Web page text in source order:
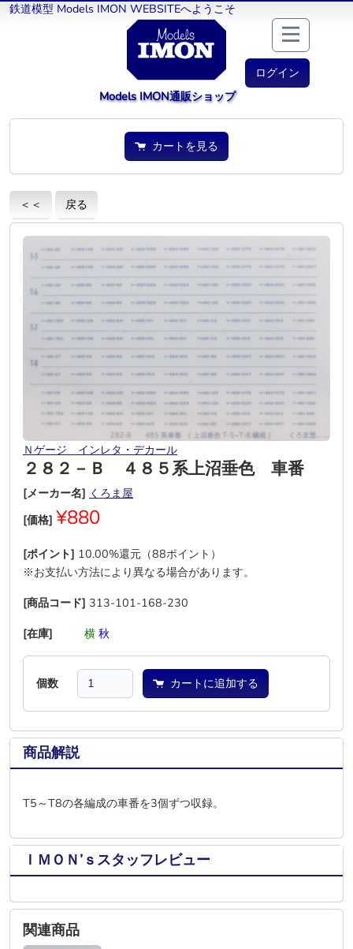
鉄道模型 Models IMON WEBSITEへようこそ
ログイン
Models IMON通販ショップ
カートを見る
＜＜ 戻る
Ｎゲージ インレタ・デカール
２８２－Ｂ ４８５系上沼垂色 車番
[メーカー名] くろま屋
[価格] ¥880
[ポイント] 10.00%還元（88ポイント）
※お支払い方法により異なる場合があります。
[商品コード] 313-101-168-230
[在庫]
横 秋
個数 カートに追加する
商品解説
T5～T8の各編成の車番を3個ずつ収録。
ＩＭＯＮ’ｓスタッフレビュー
関連商品